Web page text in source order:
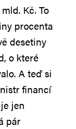
Kč. To
procenta
desetiny
o které
A teď si
financí
jen
pár